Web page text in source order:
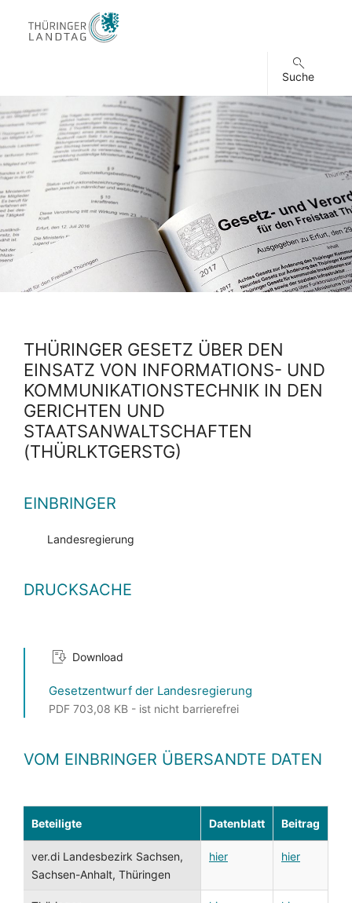
Suche
THÜRINGER GESETZ ÜBER DEN
EINSATZ VON INFORMATIONS- UND
KOMMUNIKATIONSTECHNIK IN DEN
GERICHTEN UND
STAATSANWALTSCHAFTEN
(THÜRLKTGERSTG)
EINBRINGER
Landesregierung
DRUCKSACHE
Download
Gesetzentwurf der Landesregierung
PDF 703,08 KB - ist nicht barrierefrei
VOM EINBRINGER ÜBERSANDTE DATEN
Beteiligte Datenblatt Beitrag
ver.di Landesbezirk Sachsen,
Sachsen-Anhalt, Thüringen
hier hier